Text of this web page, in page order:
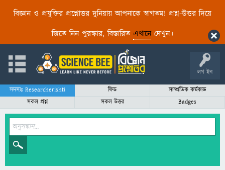
বিজ্ঞান ও প্রযুক্তির প্রশ্নোত্তর দুনিয়ায় আপনাকে স্বাগতম! প্রশ্ন-উত্তর দিয়ে
জিতে নিন পুরস্কার, বিস্তারিত এখানেদেখুন।
লগ ইন
সদস্যঃ Researcherishti ফিড
সাম্প্রতিক কর্মকান্ড
সকল প্রশ্ন
সকল উত্তর Badges